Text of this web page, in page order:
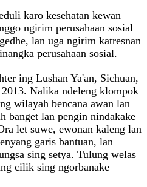
karo kesehatan kewan
ngirim perusahaan sosial
lan uga ngirim katresnan
perusahaan sosial.
ing Lushan Ya'an, Sichuan,
Nalika ndeleng klompok
wilayah bencana awan lan
banget lan pengin nindakake
let suwe, ewonan kaleng lan
garis bantuan, lan
sing setya. Tulung welas
cilik sing ngorbanake